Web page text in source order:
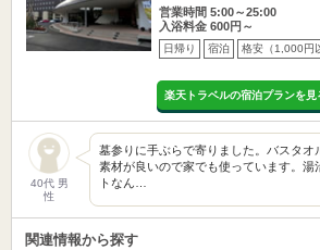
営業時間 5:00～25:00
入浴料金 600円～
日帰り 宿泊 格安（1,000円
楽天トラベルの宿泊プランを見
40代 男
性
墓参りに手ぶらで寄りました。バスタオ
素材が良いので家でも使っています。湯
トなん…
関連情報から探す